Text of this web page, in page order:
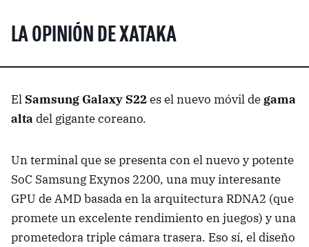
LA OPINIÓN DE XATAKA
ElSamsung Galaxy S22es el nuevo móvil de gama
alta del gigante coreano.
Un terminal que se presenta con el nuevo y potente
SoC Samsung Exynos 2200, una muy interesante
GPU de AMD basada en la arquitectura RDNA2 (que
promete un excelente rendimiento en juegos) y una
prometedora triple cámara trasera. Eso sí, el diseño